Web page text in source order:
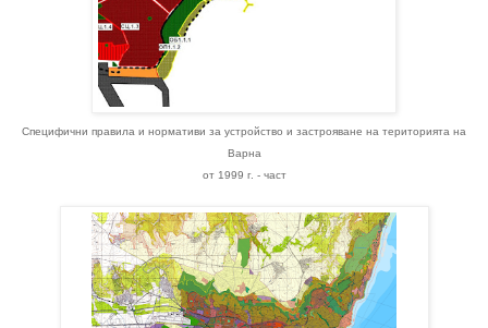
Специфични правила и нормативи за устройство и застрояване на територията на
Варна
от 1999 г. - част